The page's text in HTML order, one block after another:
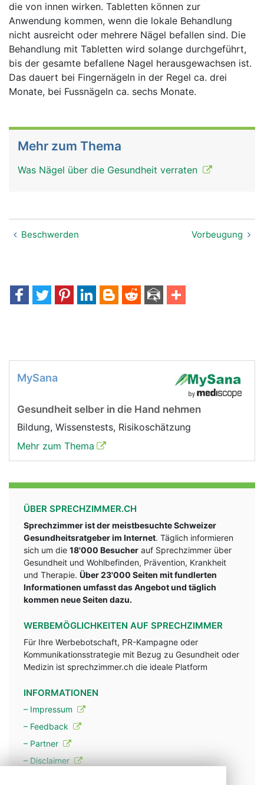
die von innen wirken. Tabletten können zur
Anwendung kommen, wenn die lokale Behandlung
nicht ausreicht oder mehrere Nägel befallen sind. Die
Behandlung mit Tabletten wird solange durchgeführt,
bis der gesamte befallene Nagel herausgewachsen ist.
Das dauert bei Fingernägeln in der Regel ca. drei
Monate, bei Fussnägeln ca. sechs Monate.
Mehr zum Thema
Was Nägel über die Gesundheit verraten
Beschwerden Vorbeugung
MySana
Gesundheit selber in die Hand nehmen
Bildung, Wissenstests, Risikoschätzung
Mehr zum Thema
ÜBER SPRECHZIMMER.CH
Sprechzimmer ist der meistbesuchte Schweizer
Gesundheitsratgeber im Internet. Täglich informieren
sich um die 18'000 Besucher auf Sprechzimmer über
Gesundheit und Wohlbefinden, Prävention, Krankheit
und Therapie. Über 23'000 Seiten mit fundlerten
Informationen umfasst das Angebot und täglich
kommen neue Seiten dazu.
WERBEMÖGLICHKEITEN AUF SPRECHZIMMER
Für Ihre Werbebotschaft, PR-Kampagne oder
Kommunikationsstrategie mit Bezug zu Gesundheit oder
Medizin ist sprechzimmer.ch die ideale Platform
INFORMATIONEN
– Impressum
– Feedback
– Partner
– Disclaimer